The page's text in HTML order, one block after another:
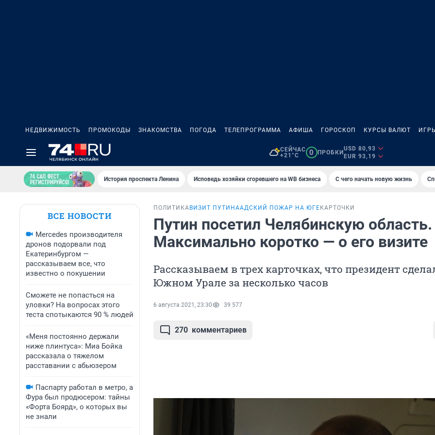
НЕДВИЖИМОСТЬ ПРОМОКОДЫ ЗНАКОМСТВА ПОГОДА ТЕЛЕПРОГРАММА АФИША ГОРОСКОП КУРСЫ ВАЛЮТ
СЕЙЧАС
+21°C
0 ПРОБКИ
USD 80,93
EUR 93,19
История проспекта Ленина Исповедь хозяйки сгоревшего на WB бизнеса С чего начать новую жизнь
ВСЕ НОВОСТИ
Mercedes производителя
дронов подорвали под
Екатеринбургом —
рассказываем все, что
известно о покушении
Сможете не попасться на
уловки? На вопросах этого
теста спотыкаются 90 % людей
«Меня постоянно держали
ниже плинтуса»: Миа Бойка
рассказала о тяжелом
расставании с абьюзером
Паспарту работал в метро, а
Фура был продюсером: тайны
«Форта Боярд», о которых вы
не знали
ПОЛИТИКА ВИЗИТ ПУТИНААДСКИЙ ПОЖАР НА ЮГЕ КАРТОЧКИ
Путин посетил Челябинскую область.
Максимально коротко — о его визите
Рассказываем в трех карточках, что президент
Южном Урале за несколько часов
6 августа 2021, 23:30 39 577
270 комментариев